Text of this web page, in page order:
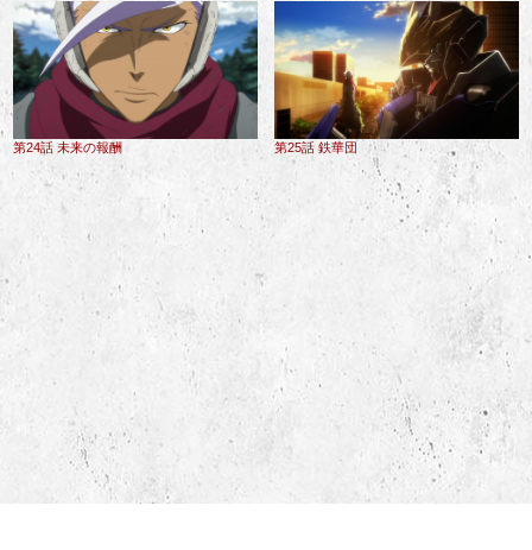
第24話 未来の報酬 第25話 鉄華団